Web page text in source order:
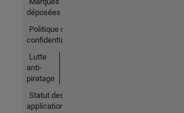
déposées
Politique de
confidentialité
Lutte
anti-
piratage
Statut des
applications